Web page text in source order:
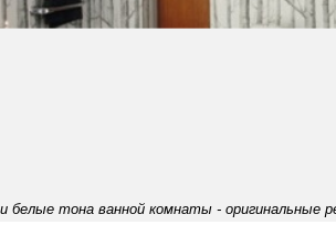
белые тона ванной комнаты - оригинальные